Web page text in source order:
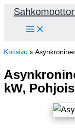
Siirry
Kotisivu »
kW,